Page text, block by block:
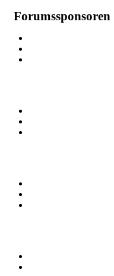
Forumssponsoren